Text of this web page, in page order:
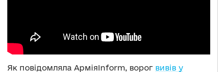
Як повідомляла АрміяInform, ворог вивів у